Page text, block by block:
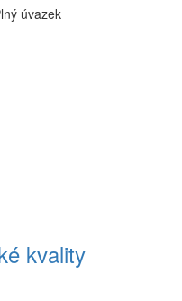
úvazek
kvality